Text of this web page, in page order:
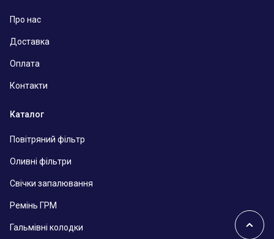
Про нас
Доставка
Оплата
Контакти
Каталог
Повітряний фільтр
Оливні фільтри
Свічки запалювання
Ремінь ГРМ
Гальмівні колодки